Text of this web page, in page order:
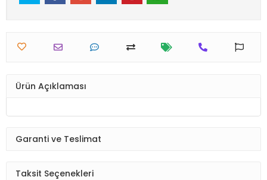
Ürün Açıklaması
Garanti ve Teslimat
Taksit Seçenekleri